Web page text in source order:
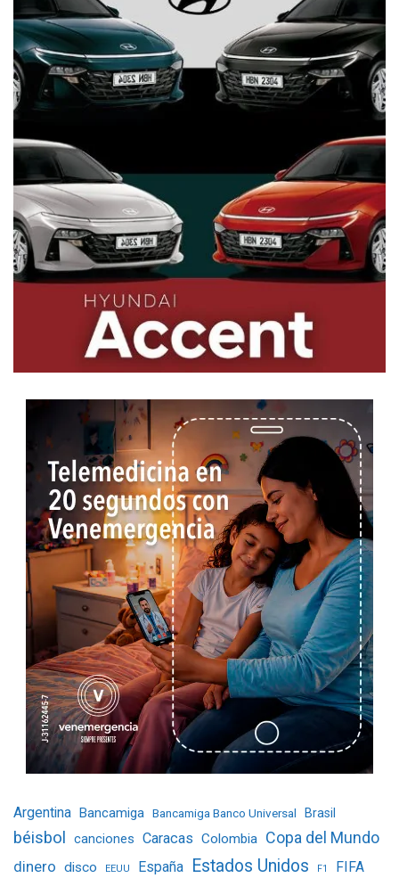
Argentina Bancamiga Bancamiga Banco Universal Brasil
béisbol canciones Caracas Colombia Copa del Mundo
dinero disco EEUU España Estados Unidos F1 FIFA